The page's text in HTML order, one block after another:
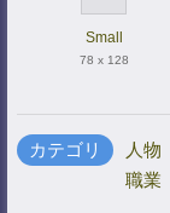
Small
78 x 128
カテゴリ 人物
職業